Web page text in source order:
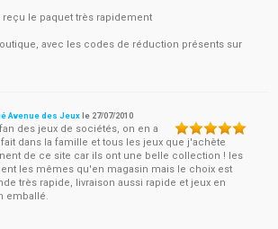
reçu le paquet très rapidement
avec les codes de réduction présents sur
Avenue des Jeux le 27/07/2010
des jeux de sociétés, on en a
dans la famille et tous les jeux que j'achète
de ce site car ils ont une belle collection ! les
les mêmes qu'en magasin mais le choix est
très rapide, livraison aussi rapide et jeux en
emballé.